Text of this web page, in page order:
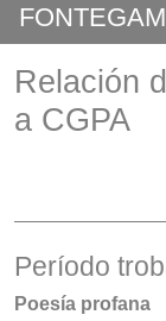
FONTEGAM
Relación
a CGPA
Período
Poesía profana